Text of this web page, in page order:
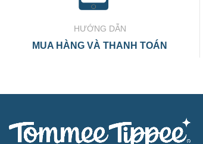
HƯỚNG DẪN
MUA HÀNG VÀ THANH TOÁN